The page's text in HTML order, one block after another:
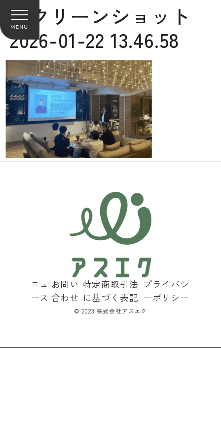
スクリーンショット
2026-01-22 13.46.58
ニュ
ース
お問い
合わせ
特定商取引法
に基づく表記
プライバシ
ーポリシー
©︎ 2023 株式会社アスエク